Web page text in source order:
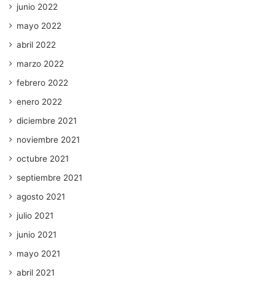
junio 2022
mayo 2022
abril 2022
marzo 2022
febrero 2022
enero 2022
diciembre 2021
noviembre 2021
octubre 2021
septiembre 2021
agosto 2021
julio 2021
junio 2021
mayo 2021
abril 2021